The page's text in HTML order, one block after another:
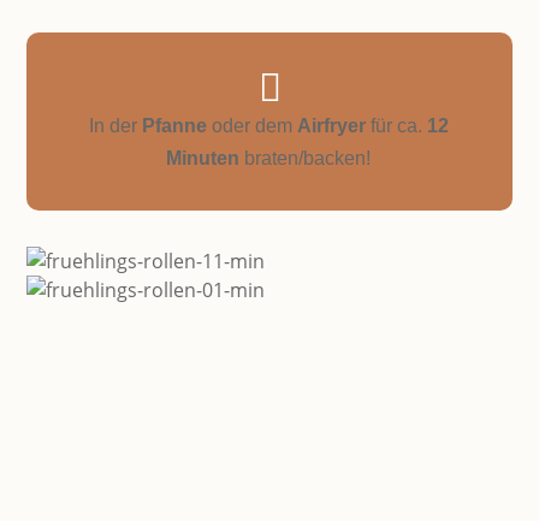

In der Pfanneoder dem Airfryerfür ca. 12
Minuten braten/backen!